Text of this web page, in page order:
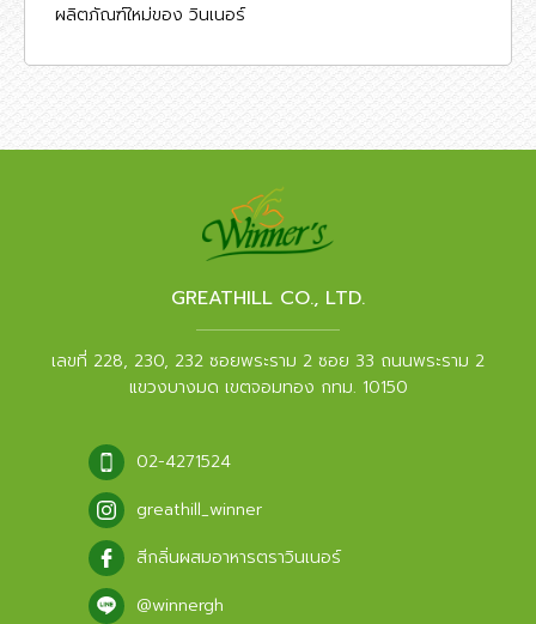
ผลิตภัณฑ์ใหม่ของ วินเนอร์
GREATHILL CO., LTD.
เลขที่ 228, 230, 232 ซอยพระราม 2 ซอย 33 ถนนพระราม 2
แขวงบางมด เขตจอมทอง กทม. 10150
02-4271524
greathill_winner
สีกลิ่นผสมอาหารตราวินเนอร์
@winnergh